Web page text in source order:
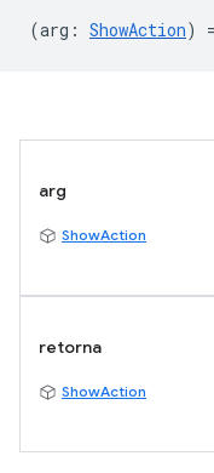
(arg : ShowAction)
arg
ShowAction
retorna
ShowAction